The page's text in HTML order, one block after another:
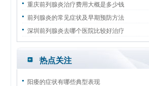
重庆前列腺炎治疗费用大概是多少钱
前列腺炎的常见症状及早期预防方法
深圳前列腺炎去哪个医院比较好治疗
热点关注
阳痿的症状有哪些典型表现